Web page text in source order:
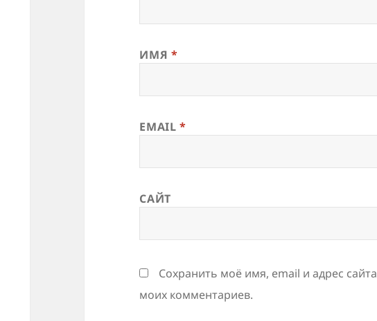
ИМЯ *
EMAIL*
САЙТ
Сохранить моё имя, email и адрес
моих комментариев.